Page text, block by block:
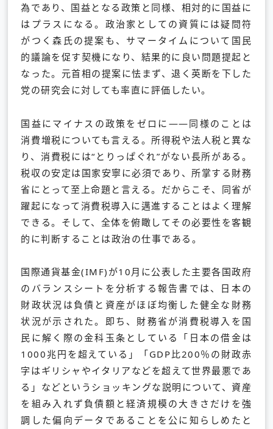
為であり、国益となる政策と同様、相対的に国益に
はプラスになる。政治家としての資質には疑問符
がつく森氏の提案も、サマータイムについて国民
的議論を促す契機になり、結果的に良い問題提起と
なった。元首相の提案に怯まず、退く英断を下した
党の研究会に対しても率直に評価したい。
国益にマイナスの政策をゼロに――同様のことは
消費増税についても言える。所得税や法人税と異な
り、消費税には“とりっぱぐれ”がない長所がある。
税収の安定は国家安寧に必須であり、所掌する財務
省にとって至上命題と言える。だからこそ、同省が
躍起になって消費税導入に邁進することはよく理解
できる。そして、全体を俯瞰してその必要性を客観
的に判断することは政治の仕事である。
国際通貨基金(IMF)が10月に公表した主要各国政府
のバランスシートを分析する報告書では、日本の
財政状況は負債と資産がほぼ均衡した健全な財務
状況が示された。即ち、財務省が消費税導入を国
民に解く際の金科玉条としている「日本の借金は
1000兆円を超えている」「GDP比200％の財政赤
字はギリシャやイタリアなどを超えて世界最悪であ
る」などというショッキングな説明について、資産
を組み入れず負債額と経済規模の大きさだけを強
調した偏向データであることを公に知らしめたと